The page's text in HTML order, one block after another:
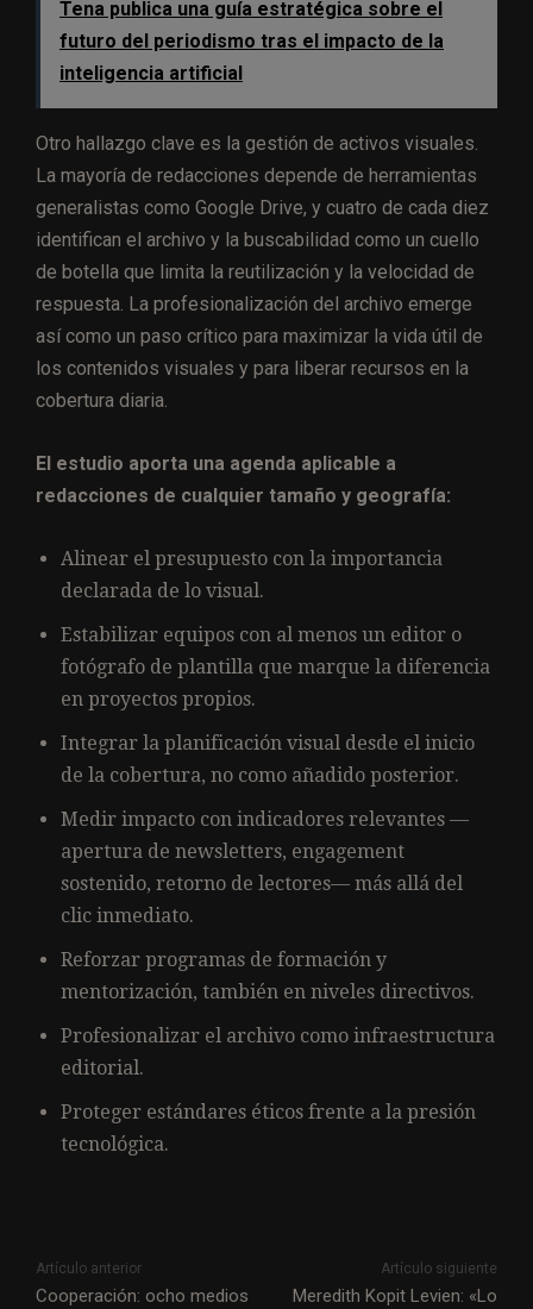
Tena publica una guía estratégica sobre el
futuro del periodismo tras el impacto de la
inteligencia artificial
Otro hallazgo clave es la gestión de activos visuales.
La mayoría de redacciones depende de herramientas
generalistas como Google Drive, y cuatro de cada diez
identifican el archivo y la buscabilidad como un cuello
de botella que limita la reutilización y la velocidad de
respuesta. La profesionalización del archivo emerge
así como un paso crítico para maximizar la vida útil de
los contenidos visuales y para liberar recursos en la
cobertura diaria.
El estudio aporta una agenda aplicable a
redacciones de cualquier tamaño y geografía:
Alinear el presupuesto con la importancia
declarada de lo visual.
Estabilizar equipos con al menos un editor o
fotógrafo de plantilla que marque la diferencia
en proyectos propios.
Integrar la planificación visual desde el inicio
de la cobertura, no como añadido posterior.
Medir impacto con indicadores relevantes —
apertura de newsletters, engagement
sostenido, retorno de lectores— más allá del
clic inmediato.
Reforzar programas de formación y
mentorización, también en niveles directivos.
Profesionalizar el archivo como infraestructura
editorial.
Proteger estándares éticos frente a la presión
tecnológica.
Artículo anterior
Cooperación: ocho medios
Artículo siguiente
Meredith Kopit Levien: «Lo